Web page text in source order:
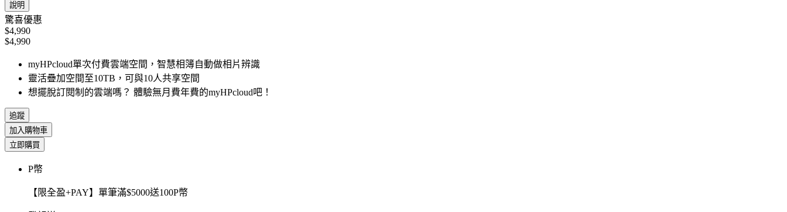
說明
驚喜優惠
$4,990
$4,990
myHPcloud單次付費雲端空間，智慧相簿自動做相片辨識
靈活疊加空間至10TB，可與10人共享空間
想擺脫訂閱制的雲端嗎？ 體驗無月費年費的myHPcloud吧！
追蹤
加入購物車
立即購買
P幣
【限全盈+PAY】單筆滿$5000送100P幣